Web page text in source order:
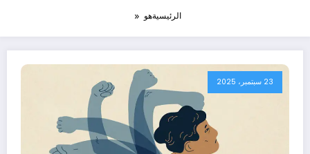
الرئيسيةهو
23 سبتمبر، 2025